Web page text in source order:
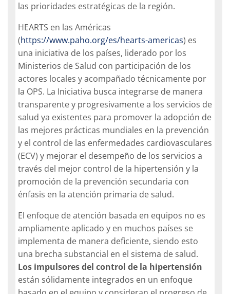
las prioridades estratégicas de la región.
HEARTS en las Américas
(https://www.paho.org/es/hearts-americas) es
una iniciativa de los países, liderado por los
Ministerios de Salud con participación de los
actores locales y acompañado técnicamente por
la OPS. La Iniciativa busca integrarse de manera
transparente y progresivamente a los servicios de
salud ya existentes para promover la adopción de
las mejores prácticas mundiales en la prevención
y el control de las enfermedades cardiovasculares
(ECV) y mejorar el desempeño de los servicios a
través del mejor control de la hipertensión y la
promoción de la prevención secundaria con
énfasis en la atención primaria de salud.
El enfoque de atención basada en equipos no es
ampliamente aplicado y en muchos países se
implementa de manera deficiente, siendo esto
una brecha substancial en el sistema de salud.
Los impulsores del control de la hipertensión
están sólidamente integrados en un enfoque